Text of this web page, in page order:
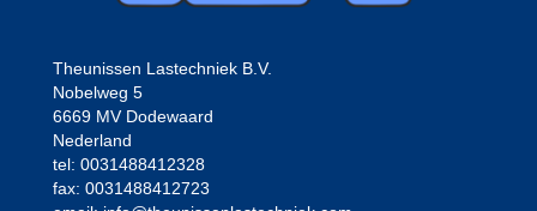
Theunissen Lastechniek B.V.
Nobelweg 5
6669 MV Dodewaard
Nederland
tel: 0031488412328
fax: 0031488412723